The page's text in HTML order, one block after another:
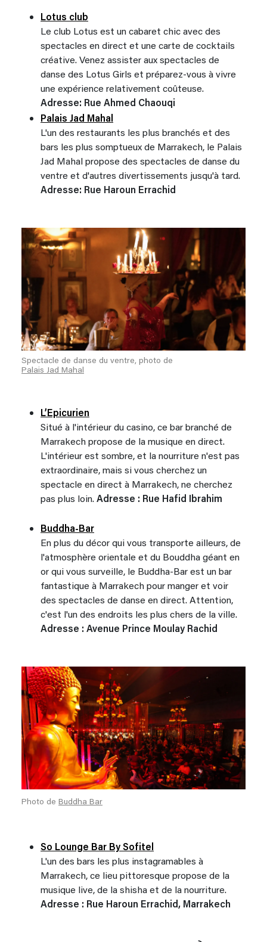
Lotus club
Le club Lotus est un cabaret chic avec des
spectacles en direct et une carte de cocktails
créative. Venez assister aux spectacles de
danse des Lotus Girls et préparez-vous à vivre
une expérience relativement coûteuse.
Adresse: Rue Ahmed Chaouqi
Palais Jad Mahal
L'un des restaurants les plus branchés et des
bars les plus somptueux de Marrakech, le Palais
Jad Mahal propose des spectacles de danse du
ventre et d'autres divertissements jusqu'à tard.
Adresse: Rue Haroun Errachid
Spectacle de danse du ventre, photo de
Palais Jad Mahal
L’Epicurien
Situé à l'intérieur du casino, ce bar branché de
Marrakech propose de la musique en direct.
L'intérieur est sombre, et la nourriture n'est pas
extraordinaire, mais si vous cherchez un
spectacle en direct à Marrakech, ne cherchez
pas plus loin. Adresse : Rue Hafid Ibrahim
Buddha-Bar
En plus du décor qui vous transporte ailleurs, de
l'atmosphère orientale et du Bouddha géant en
or qui vous surveille, le Buddha-Bar est un bar
fantastique à Marrakech pour manger et voir
des spectacles de danse en direct. Attention,
c'est l'un des endroits les plus chers de la ville.
Adresse : Avenue Prince Moulay Rachid
Photo de Buddha Bar
So Lounge Bar By Sofitel
L'un des bars les plus instagramables à
Marrakech, ce lieu pittoresque propose de la
musique live, de la shisha et de la nourriture.
Adresse : Rue Haroun Errachid, Marrakech